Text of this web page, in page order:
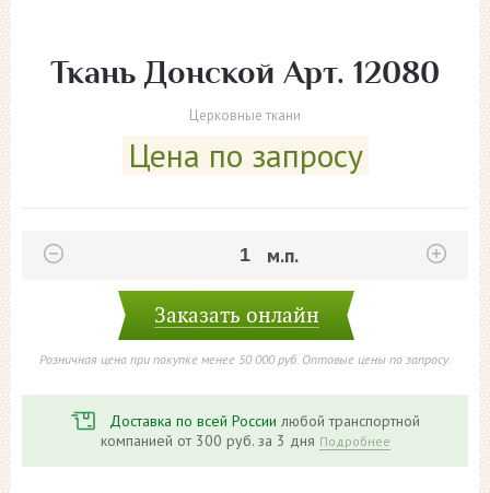
Ткань Донской Арт. 12080
Церковные ткани
Цена по запросу
Заказать онлайн
Розничная цена при покупке менее 50 000 руб. Оптовые цены по запросу.
Доставка по всей России любой транспортной
компанией от 300 руб. за 3 дня Подробнее